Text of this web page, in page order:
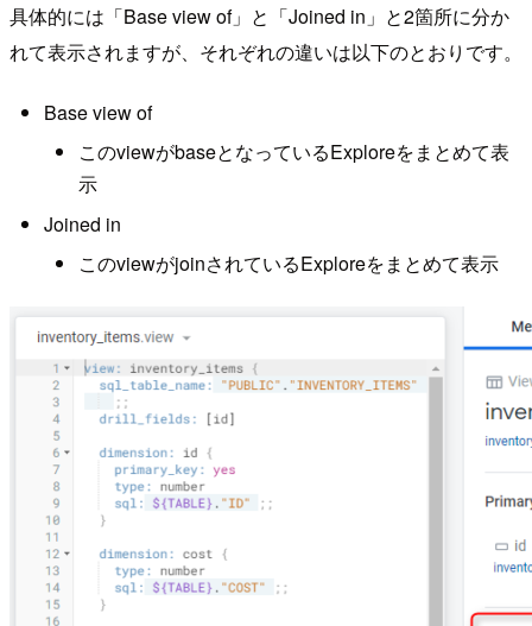
具体的には「Base view of」と「Joined in」と2箇所に分か
れて表示されますが、それぞれの違いは以下のとおりです。
Base view of
このviewがbaseとなっているExploreをまとめて表
示
Joined in
このviewがjoinされているExploreをまとめて表示